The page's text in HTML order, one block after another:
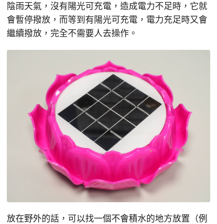
陰雨天氣，沒有陽光可充電，造成電力不足時，它就
會暫停撥放，而等到有陽光可充電，電力充足時又會
繼續撥放，完全不需要人去操作。
放在野外的話，可以找一個不會積水的地方放置（例